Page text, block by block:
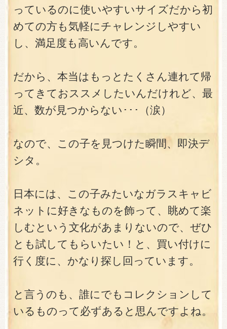
っているのに使いやすいサイズだから初
めての方も気軽にチャレンジしやすい
し、満足度も高いんです。
だから、本当はもっとたくさん連れて帰
ってきておススメしたいんだけれど、最
近、数が見つからない･･･（涙）
なので、この子を見つけた瞬間、即決デ
シタ。
日本には、この子みたいなガラスキャビ
ネットに好きなものを飾って、眺めて楽
しむという文化があまりないので、ぜひ
とも試してもらいたい！と、買い付けに
行く度に、かなり探し回っています。
と言うのも、誰にでもコレクションして
いるものって必ずあると思んですよね。